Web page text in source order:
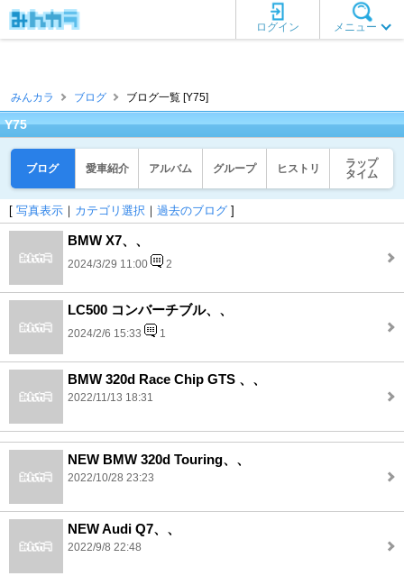
メニュー
ログイン
みんカラ ブログ ブログ一覧 [Y75]
Y75
ブログ 愛車紹介 アルバム グループ ヒストリ
ラップ
タイム
[ 写真表示 ｜ カテゴリ選択 ｜ 過去のブログ ]
BMW X7、、
2024/3/29 11:00 2
LC500 コンバーチブル、、
2024/2/6 15:33 1
BMW 320d Race Chip GTS 、、
2022/11/13 18:31
NEW BMW 320d Touring、、
2022/10/28 23:23
NEW Audi Q7、、
2022/9/8 22:48